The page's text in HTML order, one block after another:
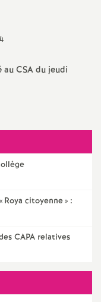
t
n
l
d
e
CSA du jeudi
Roya citoyenne» :
CAPA relatives